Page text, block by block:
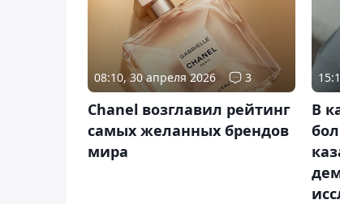
08:10, 30 апреля 2026 3
Chanel возглавил рейтинг
самых желанных брендов
мира
В